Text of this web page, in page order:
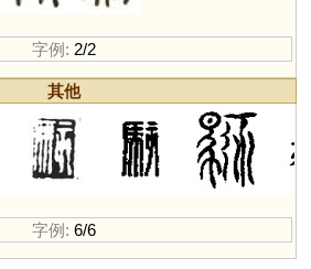
字例: 2/2
其他
字例: 6/6